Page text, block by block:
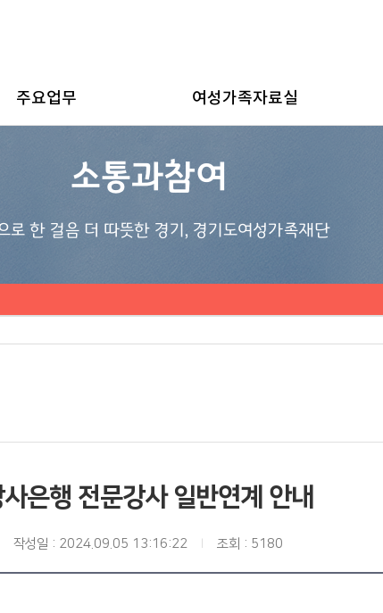
주요업무 여성가족자료실
소통과참여
로 한 걸음 더 따뜻한 경기, 경기도여성가족재단
은행 전문강사 일반연계 안내
작성일 : 2024.09.05 13:16:22 조회 : 5180